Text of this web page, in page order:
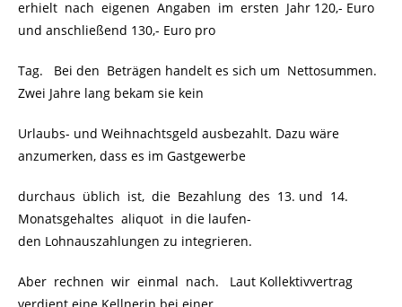
erhielt nach eigenen Angaben im ersten Jahr 120,- Euro
und anschließend 130,- Euro pro
Tag. Bei den Beträgen handelt es sich um Nettosummen.
Zwei Jahre lang bekam sie kein
Urlaubs- und Weihnachtsgeld ausbezahlt. Dazu wäre
anzumerken, dass es im Gastgewerbe
durchaus üblich ist, die Bezahlung des 13. und 14.
Monatsgehaltes aliquot in die laufen-
den Lohnauszahlungen zu integrieren.
Aber rechnen wir einmal nach. Laut Kollektivvertrag